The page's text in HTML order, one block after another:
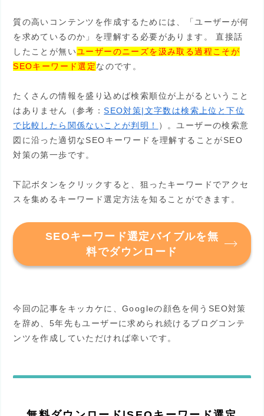
質の高いコンテンツを作成するためには、「ユーザーが何
を求めているのか」を理解する必要があります。 直接話
したことが無いユーザーのニーズを汲み取る過程こそが
SEOキーワード選定なのです。
たくさんの情報を盛り込めば検索順位が上がるということ
はありません（参考：SEO対策|文字数は検索上位と下位
で比較したら関係ないことが判明！
）。ユーザーの検索意
図に沿った適切なSEOキーワードを理解することがSEO
対策の第一歩です。
下記ボタンをクリックすると、狙ったキーワードでアクセ
スを集めるキーワード選定方法を知ることができます。
SEOキーワード選定バイブルを無
料でダウンロード
今回の記事をキッカケに、Googleの顔色を伺うSEO対策
を辞め、5年先もユーザーに求められ続けるブログコンテ
ンツを作成していただければ幸いです。